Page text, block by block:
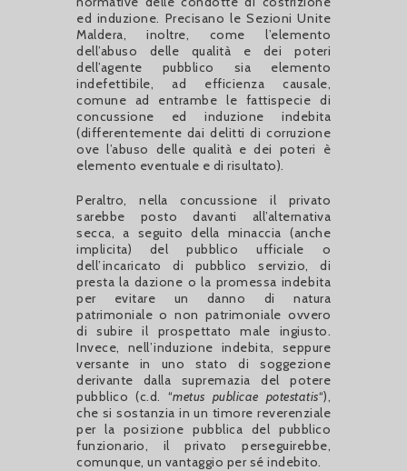
ed induzione. Precisano le Sezioni Unite
Maldera, inoltre, come l’elemento
dell’abuso delle qualità e dei poteri
dell’agente pubblico sia elemento
indefettibile, ad efficienza causale,
comune ad entrambe le fattispecie di
concussione ed induzione indebita
(differentemente dai delitti di corruzione
ove l’abuso delle qualità e dei poteri è
elemento eventuale e di risultato).
Peraltro, nella concussione il privato
sarebbe posto davanti all’alternativa
secca, a seguito della minaccia (anche
implicita) del pubblico ufficiale o
dell’incaricato di pubblico servizio, di
presta la dazione o la promessa indebita
per evitare un danno di natura
patrimoniale o non patrimoniale ovvero
di subire il prospettato male ingiusto.
Invece, nell’induzione indebita, seppure
versante in uno stato di soggezione
derivante dalla supremazia del potere
pubblico (c.d. “metus publicae potestatis“),
che si sostanzia in un timore reverenziale
per la posizione pubblica del pubblico
funzionario, il privato perseguirebbe,
comunque, un vantaggio per sé indebito.